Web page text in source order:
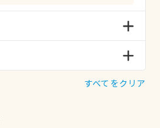
すべてをクリア